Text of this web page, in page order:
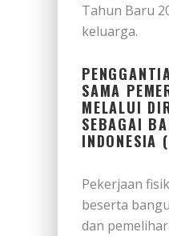
Tahun Baru
keluarga.
SAMA
MELALUI
SEBAGAI
INDONESIA
Pekerjaan
beserta
dan